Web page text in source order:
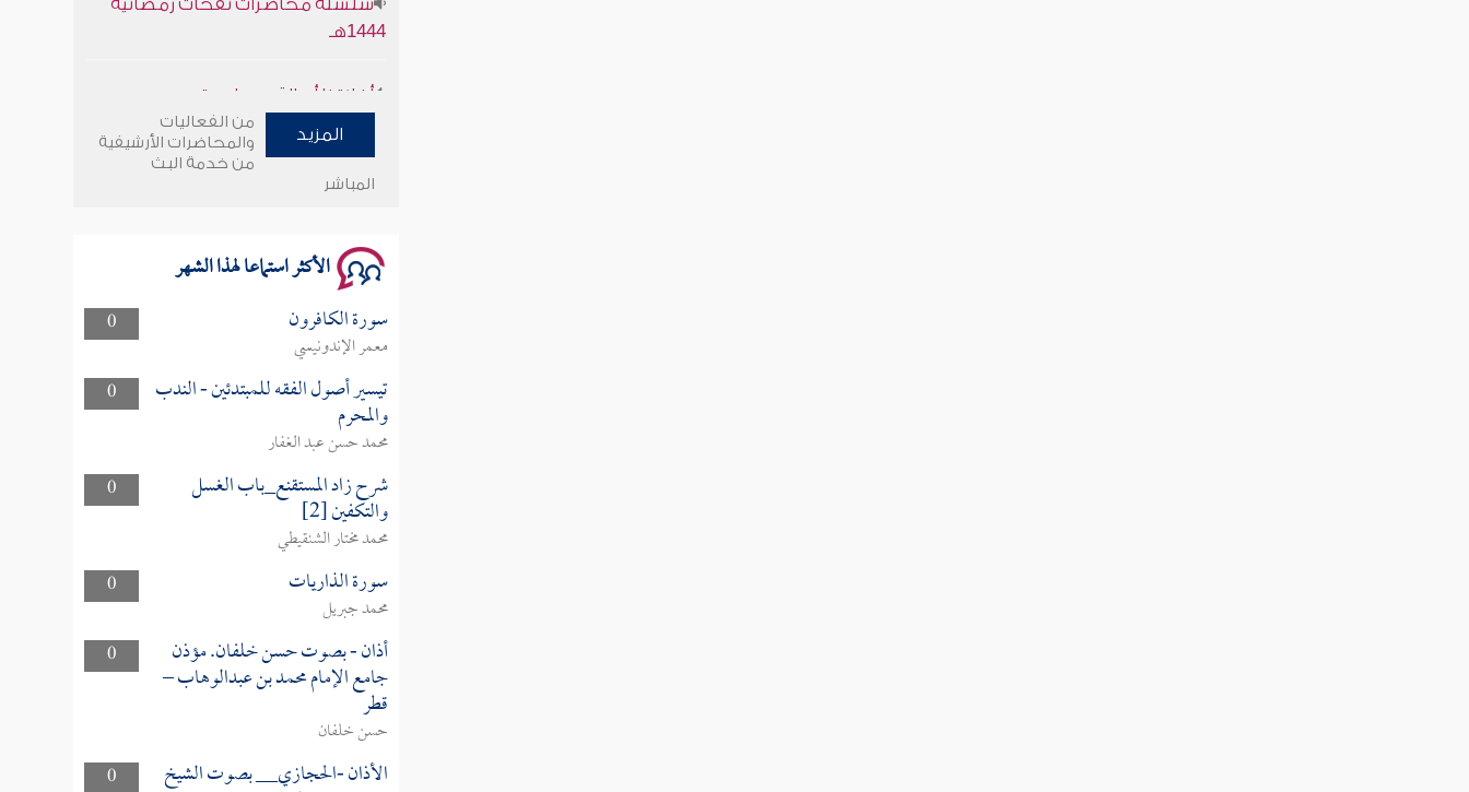
1444هـ
وأمنهم من خوف 9
سلسلة محاضرات نفحات رمضانية
المزيد
من الفعاليات
والمحاضرات الأرشيفية
من خدمة البث
المباشر
الأكثر استماعا لهذا الشهر
0 سورة الكافرون
معمر الإندونيسي
0
تيسير أصول الفقه للمبتدئين - الندب
والمحرم
محمد حسن عبد الغفار
0
شرح زاد المستقنع_باب الغسل
والتكفين [2]
محمد مختار الشنقيطي
0
سورة الذاريات
محمد جبريل
0
أذان - بصوت حسن خلفان. مؤذن
جامع الإمام محمد بن عبدالوهاب –
قطر
حسن خلفان
0
الأذان -الحجازي__ بصوت الشيخ